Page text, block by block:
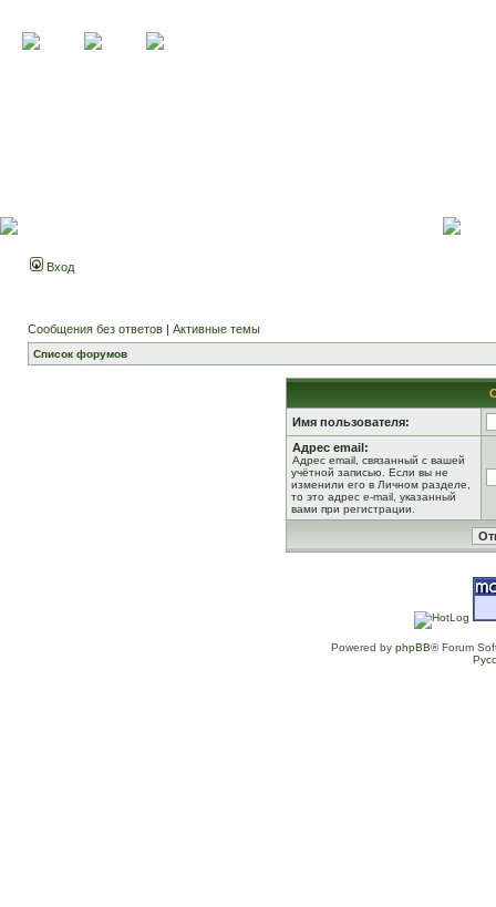
Вход
Сообщения без ответов | Активные темы
Список форумов
Имя пользователя:
Адрес email:
Адрес email, связанный с вашей
учётной записью. Если вы не
изменили его в Личном разделе,
то это адрес e-mail, указанный
вами при регистрации.
Powered by phpBB® Forum